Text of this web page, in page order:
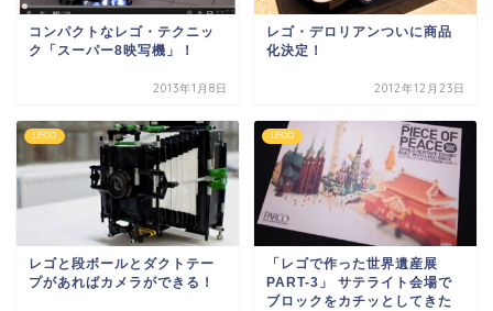
コンパクトなレゴ・テクニッ
ク「スーパー8映写機」！
2013年1月8日
レゴ・デロリアンついに商品
化決定！
2012年12月23日
LEGO
レゴと段ボールとダクトテー
プがあればカメラができる！
LEGO
「レゴで作った世界遺産展
PART-3」 サテライト会場で
ブロックをカチッとしてきた